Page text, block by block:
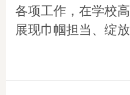
各项工作，在学校
展现巾帼担当、绽放